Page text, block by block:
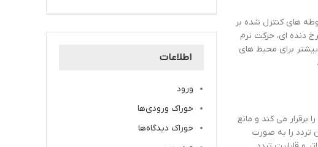
های کنترل شده بر
دنده ای، حرکت نرم
برای محیط های
می کند و مانع
تردد را به صورت
اطلاعات
ورود
خوراک ورودی‌ها
خوراک دیدگاه‌ها